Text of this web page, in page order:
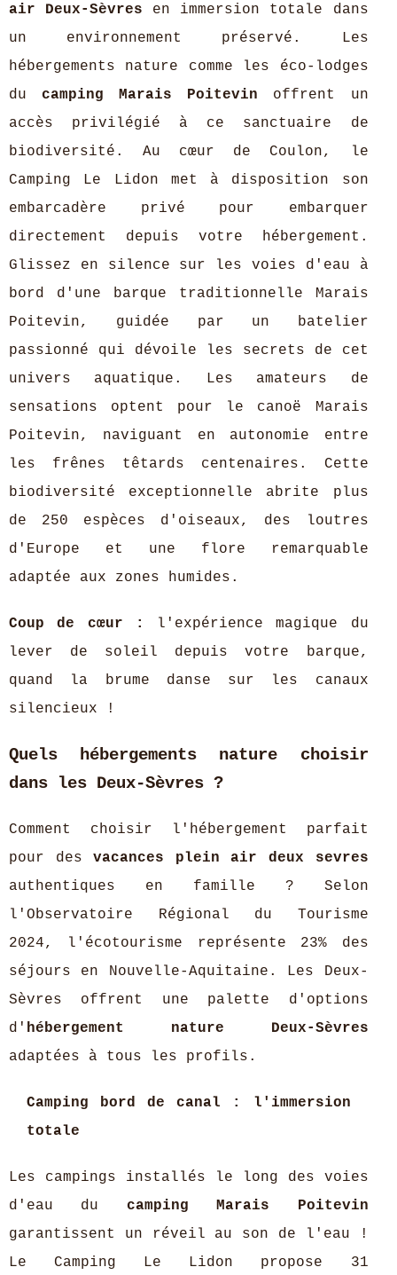
air Deux-Sèvres en immersion totale dans
un environnement préservé. Les
hébergements nature comme les éco-lodges
ducamping Marais Poitevin offrent un
accès privilégié à ce sanctuaire de
biodiversité. Au cœur de Coulon, le
Camping Le Lidon met à disposition son
embarcadère privé pour embarquer
directement depuis votre hébergement.
Glissez en silence sur les voies d'eau à
bord d'une barque traditionnelle Marais
Poitevin, guidée par un batelier
passionné qui dévoile les secrets de cet
univers aquatique. Les amateurs de
sensations optent pour le canoë Marais
Poitevin, naviguant en autonomie entre
les frênes têtards centenaires. Cette
biodiversité exceptionnelle abrite plus
de 250 espèces d'oiseaux, des loutres
d'Europe et une flore remarquable
adaptée aux zones humides.
Coup de cœur :
l'expérience magique du
lever de soleil depuis votre barque,
quand la brume danse sur les canaux
silencieux !
Quels hébergements nature choisir
dans les Deux-Sèvres ?
Comment choisir l'hébergement parfait
pour desvacances plein air deux sevres
authentiques en famille ? Selon
l'Observatoire Régional du Tourisme
2024, l'écotourisme représente 23% des
séjours en Nouvelle-Aquitaine. Les Deux-
Sèvres offrent une palette d'options
d' hébergement nature Deux-Sèvres
adaptées à tous les profils.
Camping bord de canal : l'immersion
totale
Les campings installés le long des voies
d'eau du camping Marais Poitevin
garantissent un réveil au son de l'eau !
Le Camping Le Lidon propose 31